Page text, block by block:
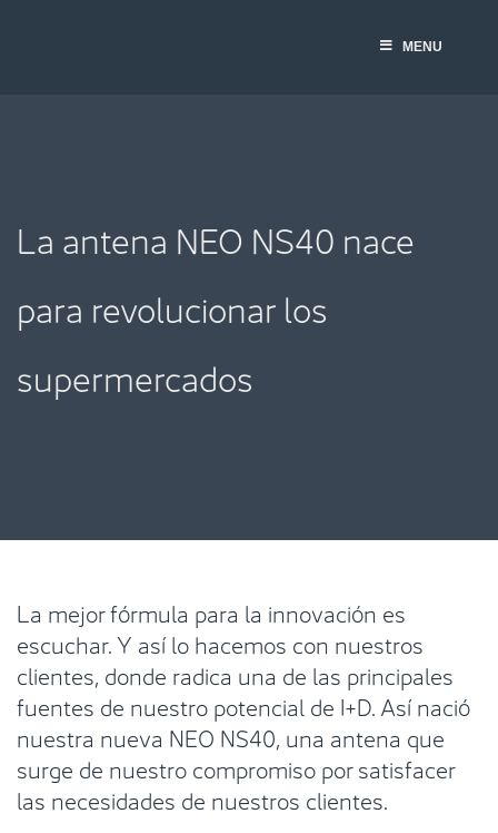
MENU
La antena NEO NS40 nace
para revolucionar los
supermercados
La mejor fórmula para la innovación es
escuchar. Y así lo hacemos con nuestros
clientes, donde radica una de las principales
fuentes de nuestro potencial de I+D. Así nació
nuestra nueva NEO NS40, una antena que
surge de nuestro compromiso por satisfacer
las necesidades de nuestros clientes.